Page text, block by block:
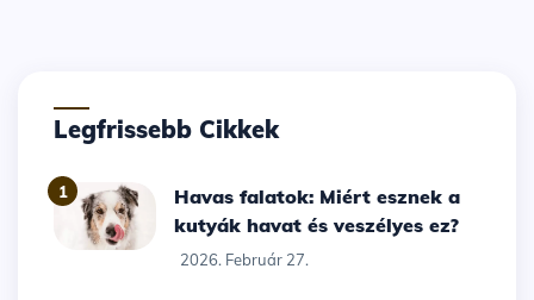
Legfrissebb Cikkek
1
Havas falatok: Miért esznek a
kutyák havat és veszélyes ez?
2026. Február 27.